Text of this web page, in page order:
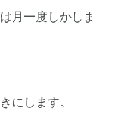
月一度しかしま
にします。